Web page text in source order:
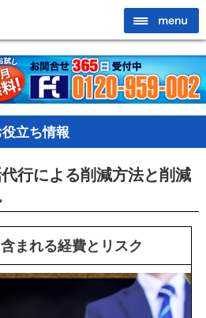
立ち情報
行による削減方法と削減
まれる経費とリスク